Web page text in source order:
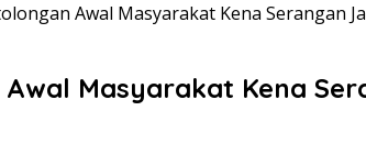
Awal Masyarakat Kena Serangan
Masyarakat Kena